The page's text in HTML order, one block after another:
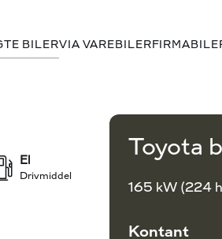
BILERVIA VAREBILER
Drivmiddel
El
Toyota
165 kW (224
Kontant